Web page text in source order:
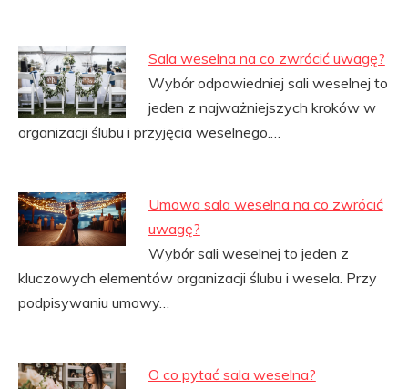
Sala weselna na co zwrócić uwagę?
Wybór odpowiedniej sali weselnej to
jeden z najważniejszych kroków w
organizacji ślubu i przyjęcia weselnego.…
Umowa sala weselna na co zwrócić
uwagę?
Wybór sali weselnej to jeden z
kluczowych elementów organizacji ślubu i wesela. Przy
podpisywaniu umowy…
O co pytać sala weselna?